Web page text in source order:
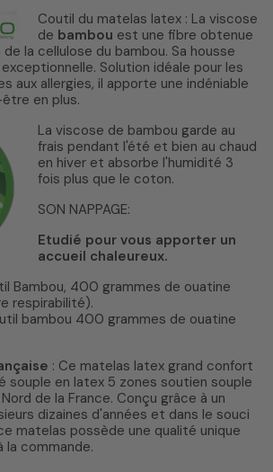
Coutil du matelas latex : La viscose
de bambou est une fibre obtenue
la cellulose du bambou. Sa housse
Solution idéale pour les
aux allergies, il apporte une indéniable
en plus.
La viscose de bambou garde au
frais pendant l'été et bien au chaud
en hiver et absorbe l'humidité 3
fois plus que le coton.
SON NAPPAGE:
Etudié pour vous apporter un
accueil chaleureux.
Bambou, 400 grammes de ouatine
respirabilité).
bambou 400 grammes de ouatine
: Ce matelas latex grand confort
souple en latex 5 zones soutien souple
de la France. Conçu grâce à un
dizaines d'années et dans le souci
matelas possède une qualité unique
la commande.